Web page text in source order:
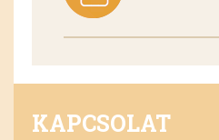
KAPCSOLAT